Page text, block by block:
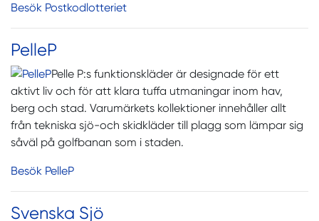
Besök Postkodlotteriet
PelleP
Pelle P:s funktionskläder är designade för ett
aktivt liv och för att klara tuffa utmaningar inom hav,
berg och stad. Varumärkets kollektioner innehåller allt
från tekniska sjö-och skidkläder till plagg som lämpar sig
såväl på golfbanan som i staden.
Besök PelleP
Svenska Sjö